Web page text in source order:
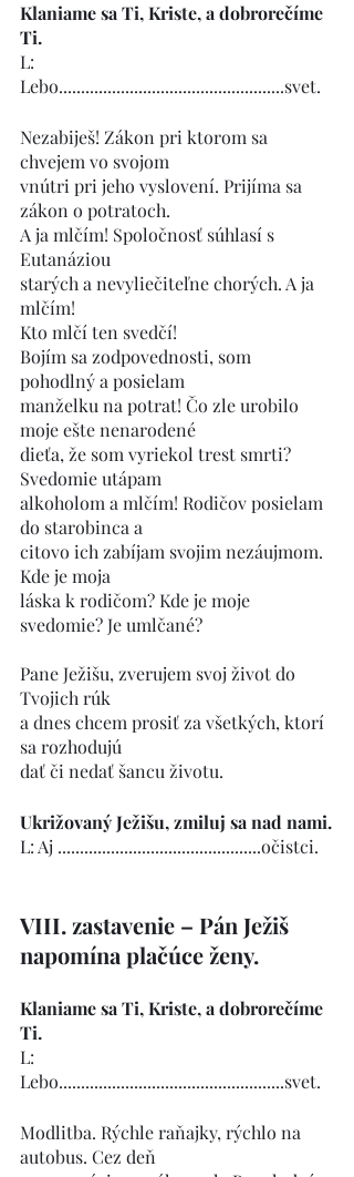
Klaniame sa Ti, Kriste, a dobrorečíme
Ti.
L:
Lebo...................................................svet.
Nezabiješ! Zákon pri ktorom sa
chvejem vo svojom
vnútri pri jeho vyslovení. Prijíma sa
zákon o potratoch.
A ja mlčím! Spoločnosť súhlasí s
Eutanáziou
starých a nevyliečiteľne chorých. A ja
mlčím!
Kto mlčí ten svedčí!
Bojím sa zodpovednosti, som
pohodlný a posielam
manželku na potrat! Čo zle urobilo
moje ešte nenarodené
dieťa, že som vyriekol trest smrti?
Svedomie utápam
alkoholom a mlčím! Rodičov posielam
do starobinca a
citovo ich zabíjam svojim nezáujmom.
Kde je moja
láska k rodičom? Kde je moje
svedomie? Je umlčané?
Pane Ježišu, zverujem svoj život do
Tvojich rúk
a dnes chcem prosiť za všetkých, ktorí
sa rozhodujú
dať či nedať šancu životu.
Ukrižovaný Ježišu, zmiluj sa nad nami.
L: Aj ..............................................očistci.
VIII. zastavenie – Pán Ježiš
napomína plačúce ženy.
Klaniame sa Ti, Kriste, a dobrorečíme
Ti.
L:
Lebo...................................................svet.
Modlitba. Rýchle raňajky, rýchlo na
autobus. Cez deň